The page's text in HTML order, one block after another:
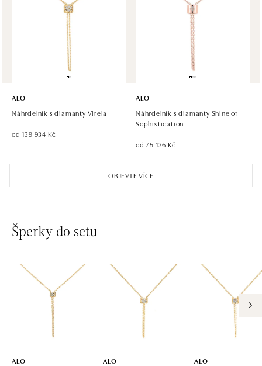
ALO diamonds, Westfield, Praha 4 - Chodov
Roztylská 2321/19, 148 00 Praha 4 - Chodov
tel.: +420 773 585 559, +420 730 802 800
dnes otevřeno od 09:00
ALO diamonds Hilton, Košice
dnes otevřeno od 09:00
Einsteinova 18, 851 01 Bratislava
Ivanská cesta 16, 821 04 Bratislava
dnes otevřeno od 10:00
ALO diamonds OC Eurovea, Bratislava
Pribinova 8, 811 09 Bratislava
tel.: +421 917 090 700, +421 918 777 670
dnes otevřeno od 10:00
OBJEVTE VÍCE
ALO
Náhrdelník s diamanty Virela
od 139 934 Kč
ALO
Náhrdelník s diamanty Shine of
Sophistication
od 75 136 Kč
Šperky do setu
ALO
ALO
ALO